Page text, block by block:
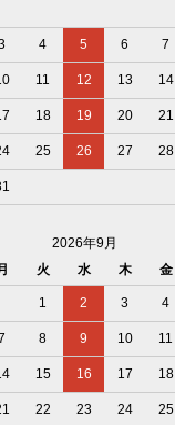
4 5 6 7
11 12 13 14
18 19 20 21
25 26 27 28
2026年9月
火 水 木 金
1 2 3 4
8 9 10 11
15 16 17 18
22 23 24 25